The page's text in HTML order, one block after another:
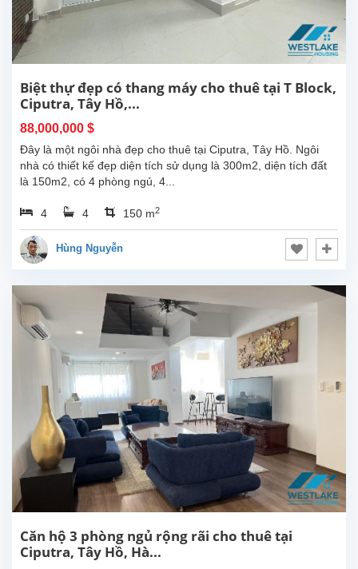
Biệt thự đẹp có thang máy cho thuê tại T Block,
Ciputra, Tây Hồ,...
88,000,000 $
Đây là một ngôi nhà đẹp cho thuê tại Ciputra, Tây Hồ. Ngôi
nhà có thiết kế đẹp diện tích sử dụng là 300m2, diện tích đất
là 150m2, có 4 phòng ngủ, 4...
4 4 150 m2
Hùng Nguyễn
Căn hộ 3 phòng ngủ rộng rãi cho thuê tại
Ciputra, Tây Hồ, Hà...